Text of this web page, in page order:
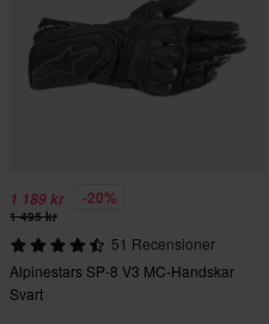
1 189 kr -20%
1 495 kr
51 Recensioner
Alpinestars SP-8 V3 MC-Handskar
Svart